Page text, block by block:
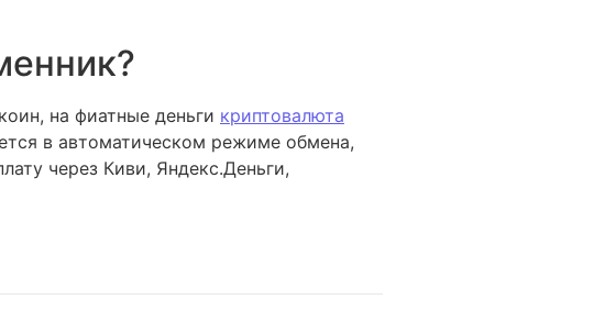
на фиатные деньги криптовалюта
в автоматическом режиме обмена,
через Киви, Яндекс.Деньги,